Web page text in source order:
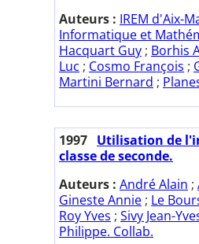
Auteurs : IREM d'Aix-
Informatique et
Hacquart Guy ; Borhis
Luc ; Cosmo François ;
Martini Bernard ;
1997 Utilisation de
classe de seconde.
Auteurs : André Alain ;
Gineste Annie ; Le
Roy Yves ; Sivy Jean-
Philippe. Collab.